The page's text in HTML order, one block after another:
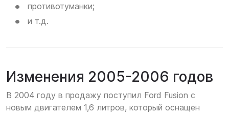
противотуманки;
и т.д.
Изменения 2005-2006 годов
В 2004 году в продажу поступил Ford Fusion с
новым двигателем 1,6 литров, который оснащен